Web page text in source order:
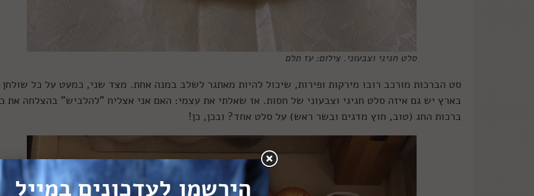
סלט חגיגי וצבעוני. צילום: עז תלם
סט הברכות מורכב רובו מירקות ופירות, שיכול להיות מאתגר לשלב במנה אחת. מצד שני, כמעט על כל שולחן
בארץ יש גם איזה סלט חגיגי וצבעוני של חסות. אז שאלתי את עצמי: האם אני אצליח "להלביש" בהצלחה את
ברכות החג (טוב, חוץ מדגים ובשר ראש) על סלט אחד? ובכן, כן!
הירשמו לעדכונים במייל